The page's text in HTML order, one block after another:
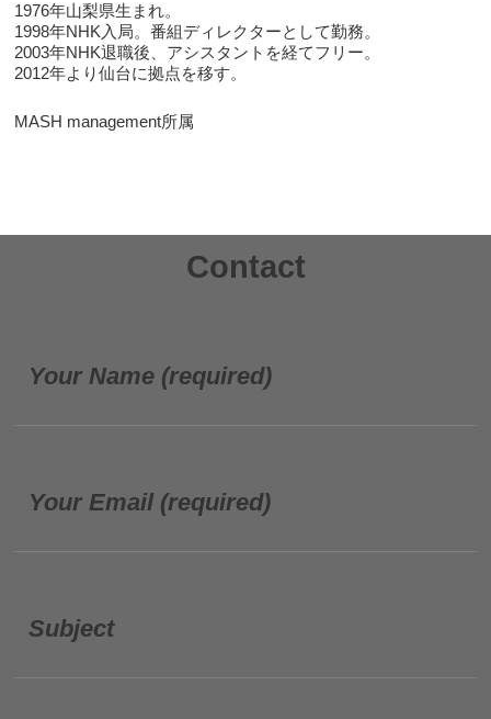
1976年山梨県生まれ。
1998年NHK入局。番組ディレクターとして勤務。
2003年NHK退職後、アシスタントを経てフリー。
2012年より仙台に拠点を移す。
MASH management所属
Contact
Your Name (required)
Your Email (required)
Subject